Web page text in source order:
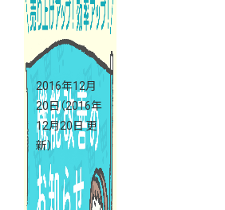
2016年12月
20日（2016年
12月20日 更
新）